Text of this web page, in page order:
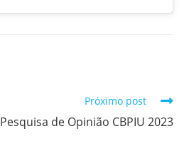
Próximo post
Pesquisa de Opinião CBPIU 2023